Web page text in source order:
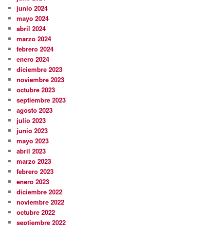
junio 2024
mayo 2024
abril 2024
marzo 2024
febrero 2024
enero 2024
diciembre 2023
noviembre 2023
octubre 2023
septiembre 2023
agosto 2023
julio 2023
junio 2023
mayo 2023
abril 2023
marzo 2023
febrero 2023
enero 2023
diciembre 2022
noviembre 2022
octubre 2022
septiembre 2022